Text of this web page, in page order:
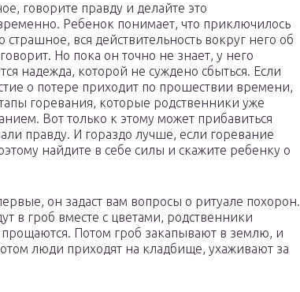
говорите правду и делайте это
Ребенок понимает, что приключилось
страшное, вся действительность вокруг него об
Но пока он точно не знает, у него
надежда, которой не суждено сбыться. Если
о потере приходит по прошествии времени,
горевания, которые родственники уже
Вот только к этому может прибавиться
правду. И гораздо лучше, если горевание
найдите в себе силы и скажите ребенку о
он задаст вам вопросы о ритуале похорон.
в гроб вместе с цветами, родственники
прощаются. Потом гроб закапывают в землю, и
люди приходят на кладбище, ухаживают за